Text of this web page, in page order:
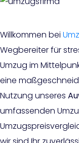
Willkommen bei
Wegbereiter für
Umzug im
eine
Nutzung unseres
umfassenden